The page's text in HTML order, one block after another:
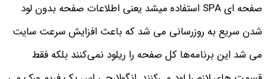
صفحه ای SPA استفاده میشد یعنی اطلاعات صفحه بدون لود
شدن سریع به روزرسانی می شد که باعث افزایش سرعت سایت
می شد این برنامه‌ها کل صفحه را ریلود نمی‌کنند بلکه فقط